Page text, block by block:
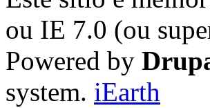
ou IE 7.0 (ou
Powered by
system. iEarth